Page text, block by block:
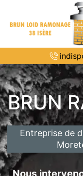
BRUN
Entreprise de
Nous